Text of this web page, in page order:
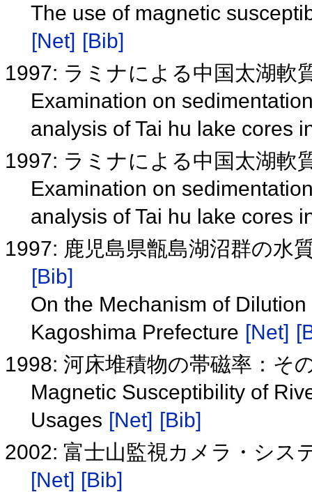
The use of magnetic
[Net] [Bib]
1997: ラミナによる中国太湖軟
Examination on
analysis of Tai hu lake cores
1997: ラミナによる中国太湖軟
Examination on
analysis of Tai hu lake cores
1997: 鹿児島県甑島湖沼群の水
[Bib]
On the Mechanism of
Kagoshima Prefecture [Net]
1998: 河床堆積物の帯磁率：そ
Magnetic Susceptibility of
Usages [Net] [Bib]
2002: 富士山監視カメラ・シス
[Net] [Bib]